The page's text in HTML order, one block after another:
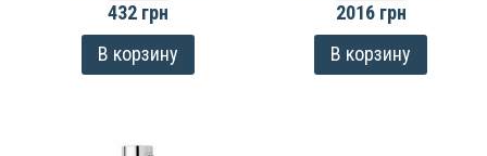
432 грн
В корзину
2016 грн
В корзину